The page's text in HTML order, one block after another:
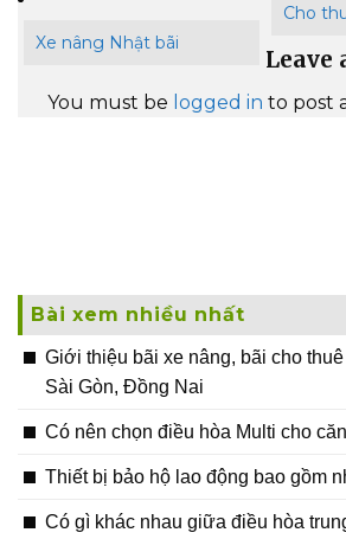
Xe nâng Nhật bãi
Cho
Leave
You must be logged in to post
Bài xem nhiều nhất
Giới thiệu bãi xe nâng, bãi cho
Sài Gòn, Đồng Nai
Có nên chọn điều hòa Multi cho
Thiết bị bảo hộ lao động bao gồm
Có gì khác nhau giữa điều hòa